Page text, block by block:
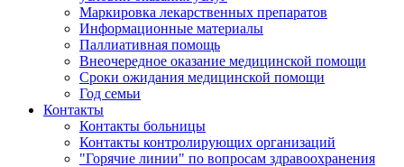
Маркировка лекарственных препаратов
Информационные материалы
Паллиативная помощь
Внеочередное оказание медицинской помощи
Сроки ожидания медицинской помощи
Год семьи
Контакты
Контакты больницы
Контакты контролирующих организаций
"Горячие линии" по вопросам здравоохранения